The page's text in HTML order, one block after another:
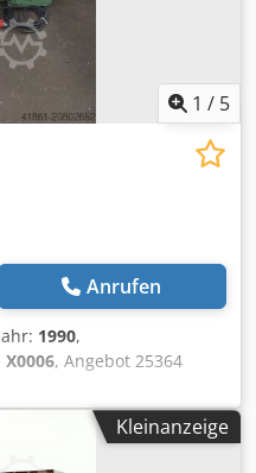
1 / 5
Anrufen
1990,
X0006, Angebot 25364
I Nc Rofqoa - Druckleistung
- max. Stanzdurchmesser
400 mm - größte Hubzahl
Kleinanzeige